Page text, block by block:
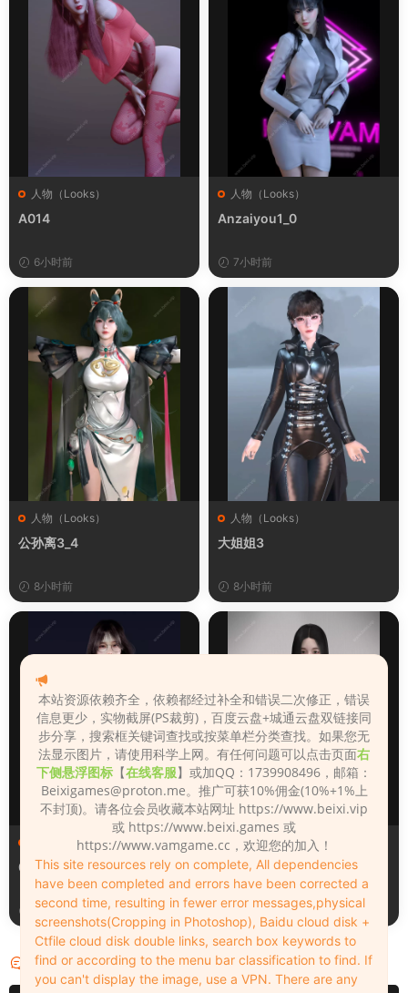
人物（Looks）
A014
6小时前
人物（Looks）
Anzaiyou1_0
7小时前
人物（Looks）
公孙离3_4
8小时前
人物（Looks）
大姐姐3
8小时前
人物（Looks）
008
9小时前
人物（Looks）
1780918225
9小时前
评论 0
本站资源依赖齐全，依赖都经过补全和错误二次修正，错误
信息更少，实物截屏(PS裁剪)，百度云盘+城通云盘双链接同
步分享，搜索框关键词查找或按菜单栏分类查找。如果您无
法显示图片，请使用科学上网。有任何问题可以点击页面右
下侧悬浮图标 【在线客服】或加QQ：1739908496，邮箱：
Beixigames@proton.me。推广可获10%佣金(10%+1%上
不封顶)。请各位会员收藏本站网址 https://www.beixi.vip
或 https://www.beixi.games 或
https://www.vamgame.cc，欢迎您的加入！
This site resources rely on complete, All dependencies
have been completed and errors have been corrected a
second time, resulting in fewer error messages,physical
screenshots(Cropping in Photoshop), Baidu cloud disk +
Ctfile cloud disk double links, search box keywords to
find or according to the menu bar classification to find. If
you can't display the image, use a VPN. There are any